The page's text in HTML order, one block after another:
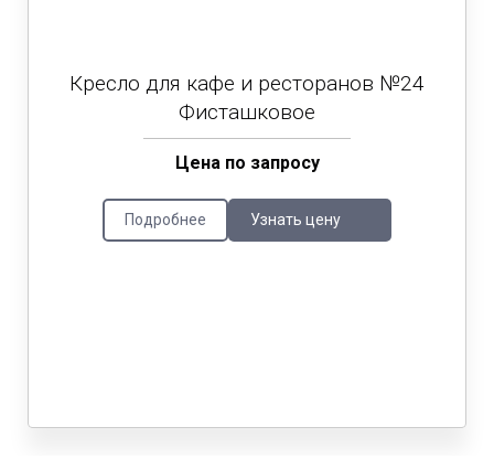
Кресло для кафе и ресторанов №24
Фисташковое
Цена по запросу
Подробнее Узнать цену